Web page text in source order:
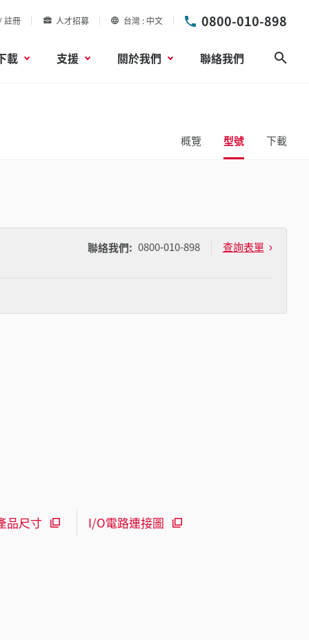
註冊 人才招募 台灣 中文 0800-010-898
載 支援 關於我們 聯絡我們
概覽 型號 下載
聯絡我們: 0800-010-898 查詢表單
品尺寸 I/O電路連接圖